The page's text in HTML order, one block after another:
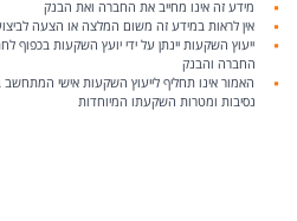
מידע זה אינו מחייב את החברה ואת הבנק
אין לראות במידע זה משום המלצה או הצעה
ייעוץ השקעות יינתן על ידי יועץ השקעות בכפוף
החברה והבנק
האמור אינו תחליף לייעוץ השקעות אישי המתחשב
נסיבות ומטרות השקעתו המיוחדות